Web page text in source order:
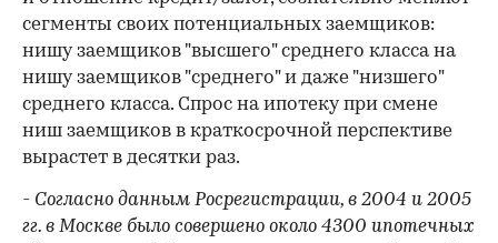
сегменты своих потенциальных заемщиков:
нишу заемщиков "высшего" среднего класса на
нишу заемщиков "среднего" и даже "низшего"
среднего класса. Спрос на ипотеку при смене
ниш заемщиков в краткосрочной перспективе
вырастет в десятки раз.
- Согласно данным Росрегистрации, в 2004 и 2005
гг. в Москве было совершено около 4300 ипотечных